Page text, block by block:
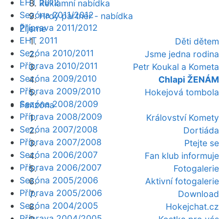
Reklamní nabídka
Hrdý partner - nabídka
Žijeme
Děti dětem
Jsme jedna rodina
Petr Koukal a Kometa
Chlapi ŽENÁM
Hokejová tombola
Fanzóna
Království Komety
Dortiáda
Ptejte se
Fan klub informuje
Fotogalerie
Aktivní fotogalerie
Download
Hokejchat.cz
EHT 2012
Sezóna 2011/2012
Příprava 2011/2012
EHT 2011
Sezóna 2010/2011
Příprava 2010/2011
Sezóna 2009/2010
Příprava 2009/2010
Sezóna 2008/2009
Příprava 2008/2009
Sezóna 2007/2008
Příprava 2007/2008
Sezóna 2006/2007
Příprava 2006/2007
Sezóna 2005/2006
Příprava 2005/2006
Sezóna 2004/2005